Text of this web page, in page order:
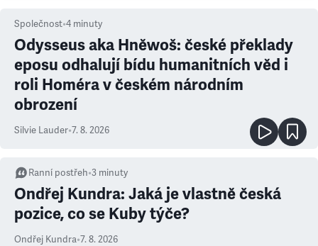
Společnost•4 minuty
Odysseus aka Hněwoš: české překlady
eposu odhalují bídu humanitních věd i
roli Homéra v českém národním
obrození
Silvie Lauder•7. 8. 2026
Ranní postřeh•3 minuty
Ondřej Kundra: Jaká je vlastně česká
pozice, co se Kuby týče?
Ondřej Kundra•7. 8. 2026